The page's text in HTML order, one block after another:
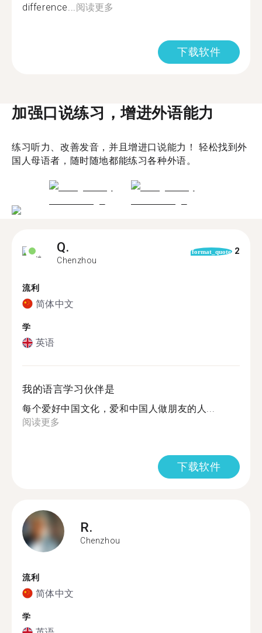
difference... 阅读更多
下载软件
加强口说练习，增进外语能力
练习听力、改善发音，并且增进口说能力！ 轻松找到外
国人母语者，随时随地都能练习各种外语。
Q.
Chenzhou
format_quote 2
流利
简体中文
学
英语
我的语言学习伙伴是
每个爱好中国文化，爱和中国人做朋友的人...
阅读更多
下载软件
R.
Chenzhou
流利
简体中文
学